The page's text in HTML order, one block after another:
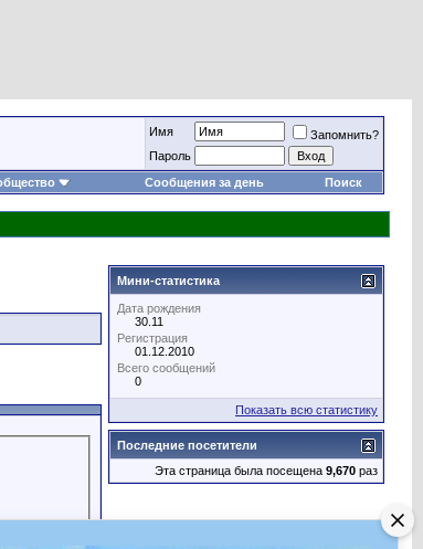
Имя
Запомнить?
Пароль
Сообщения за день Поиск
Мини-статистика
Дата рождения
30.11
Регистрация
01.12.2010
Всего сообщений
0
Показать всю статистику
Последние посетители
Эта страница была посещена 9,670 раз